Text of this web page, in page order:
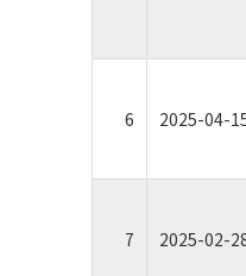
6 2025-04-
7 2025-02-